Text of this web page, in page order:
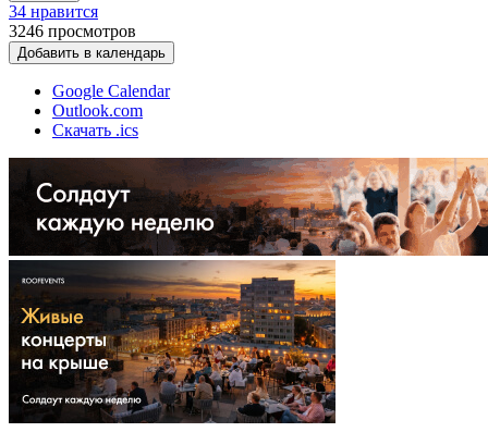
34 нравится
3246 просмотров
Добавить в календарь
Google Calendar
Outlook.com
Скачать .ics